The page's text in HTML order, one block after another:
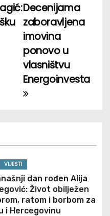
Decenijama
zaboravljena
imovina
ponovo u
vlasništvu
Energoinvesta
VIJESTI
dan rođen Alija
Život obilježen
ratom i borbom za
i Hercegovinu